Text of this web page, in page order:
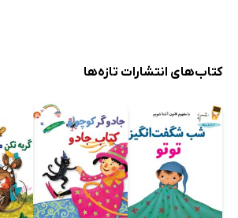
کتاب‌های انتشارات تازه‌ها